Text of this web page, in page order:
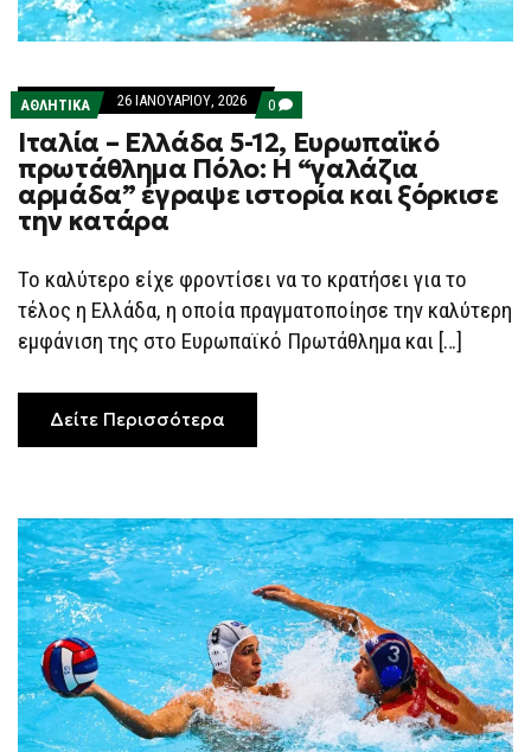
ΑΘΛΗΤΙΚΑ 26 ΙΑΝΟΥΑΡΊΟΥ, 2026 0 COMMENTS
ON
ΙΤΑΛΊΑ
–
ΕΛΛΆΔΑ
5-
Η
ΑΡΜΆΔΑ”
ΈΓΡΑΨΕ
ΙΣΤΟΡΊΑ
Ιταλία – Ελλάδα 5-12, Ευρωπαϊκό
πρωτάθλημα Πόλο: Η “γαλάζια
αρμάδα” έγραψε ιστορία και ξόρκισε
την κατάρα
Το καλύτερο είχε φροντίσει να το κρατήσει για το
τέλος η Ελλάδα, η οποία πραγματοποίησε την καλύτερη
εμφάνιση της στο Ευρωπαϊκό Πρωτάθλημα και […]
Δείτε Περισσότερα